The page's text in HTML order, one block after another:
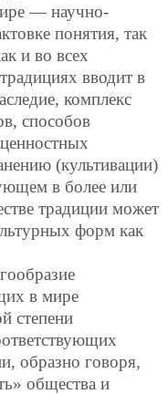
— научно-
понятия, так
и во всех
вводит в
комплекс
способов
(культивации)
в более или
традиции может
форм как
в мире
степени
образно говоря,
общества и